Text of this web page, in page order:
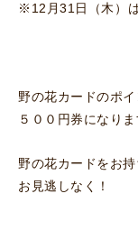
※12月31日（木）
野の花カードのポ
５００円券になりま
野の花カードをお
お見逃しなく！